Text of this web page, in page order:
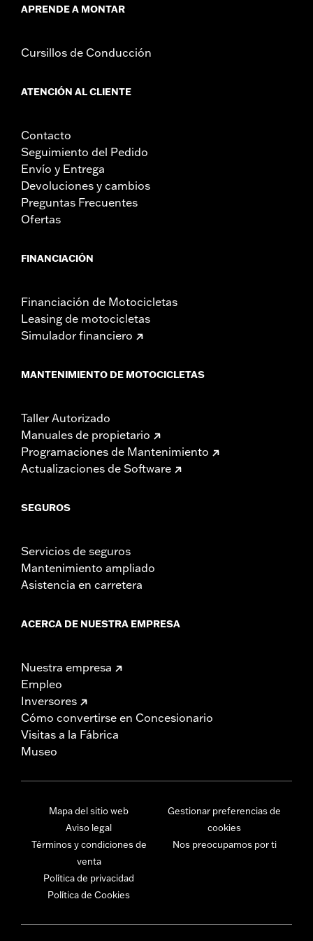
APRENDE A MONTAR
Cursillos de Conducción
ATENCIÓN AL CLIENTE
Contacto
Seguimiento del Pedido
Envío y Entrega
Devoluciones y cambios
Preguntas Frecuentes
Ofertas
FINANCIACIÓN
Financiación de Motocicletas
Leasing de motocicletas
Simulador financiero
MANTENIMIENTO DE MOTOCICLETAS
Taller Autorizado
Manuales de propietario
Programaciones de Mantenimiento
Actualizaciones de Software
SEGUROS
Servicios de seguros
Mantenimiento ampliado
Asistencia en carretera
ACERCA DE NUESTRA EMPRESA
Nuestra empresa
Empleo
Inversores
Cómo convertirse en Concesionario
Visitas a la Fábrica
Museo
Mapa del sitio web
Aviso legal
Términos y condiciones de
venta
Política de privacidad
Política de Cookies
Gestionar preferencias de
cookies
Nos preocupamos por ti